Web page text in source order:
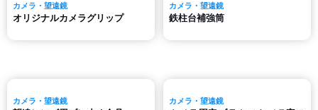
カメラ・望遠鏡
オリジナルカメラグリップ
カメラ・望遠鏡
鉄柱台補強筒
カメラ・望遠鏡 カメラ・望遠鏡